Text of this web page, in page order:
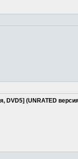
DVD5] (UNRATED